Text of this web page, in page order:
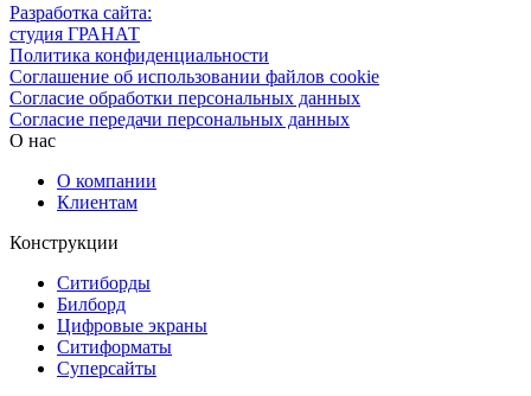
Разработка сайта:
студия ГРАНАТ
Политика конфиденциальности
Соглашение об использовании файлов cookie
Согласие обработки персональных данных
Согласие передачи персональных данных
О нас
О компании
Клиентам
Конструкции
Ситиборды
Билборд
Цифровые экраны
Ситиформаты
Суперсайты